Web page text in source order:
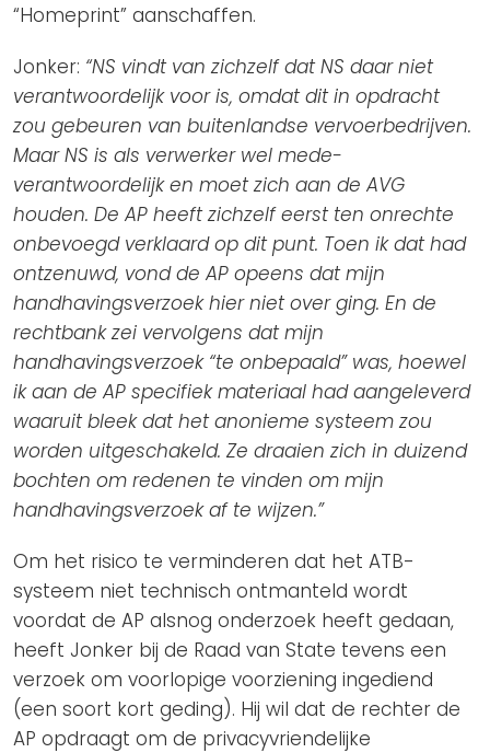
“Homeprint” aanschaffen.
Jonker: “NS vindt van zichzelf dat NS daar niet
verantwoordelijk voor is, omdat dit in opdracht
zou gebeuren van buitenlandse vervoerbedrijven.
Maar NS is als verwerker wel mede-
verantwoordelijk en moet zich aan de AVG
houden. De AP heeft zichzelf eerst ten onrechte
onbevoegd verklaard op dit punt. Toen ik dat had
ontzenuwd, vond de AP opeens dat mijn
handhavingsverzoek hier niet over ging. En de
rechtbank zei vervolgens dat mijn
handhavingsverzoek “te onbepaald” was, hoewel
ik aan de AP specifiek materiaal had aangeleverd
waaruit bleek dat het anonieme systeem zou
worden uitgeschakeld. Ze draaien zich in duizend
bochten om redenen te vinden om mijn
handhavingsverzoek af te wijzen.”
Om het risico te verminderen dat het ATB-
systeem niet technisch ontmanteld wordt
voordat de AP alsnog onderzoek heeft gedaan,
heeft Jonker bij de Raad van State tevens een
verzoek om voorlopige voorziening ingediend
(een soort kort geding). Hij wil dat de rechter de
AP opdraagt om de privacyvriendelijke